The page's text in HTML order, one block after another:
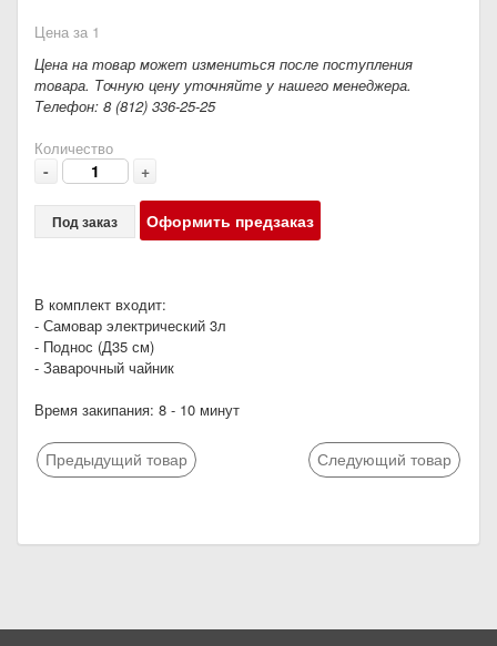
Цена за 1
Цена на товар может измениться после поступления
товара. Точную цену уточняйте у нашего менеджера.
Телефон: 8 (812) 336-25-25
Количество
- +
Под заказ Оформить предзаказ
В комплект входит:
- Самовар электрический 3л
- Поднос (Д35 см)
- Заварочный чайник
Время закипания: 8 - 10 минут
Предыдущий товар Следующий товар